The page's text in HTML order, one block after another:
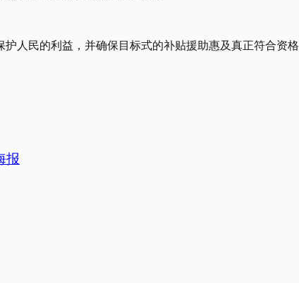
人民的利益，并确保目标式的补贴援助惠及真正符合资格
报